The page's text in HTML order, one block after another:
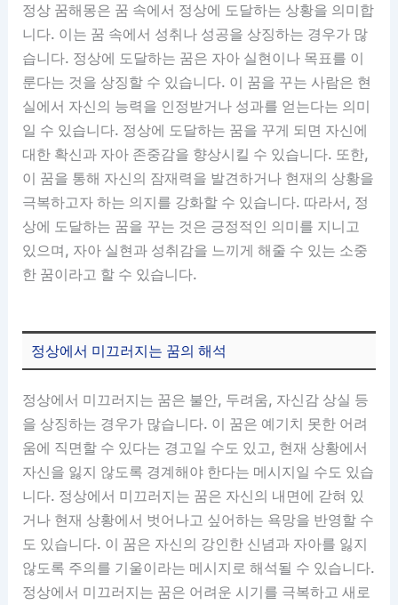
정상 꿈해몽은 꿈 속에서 정상에 도달하는 상황을 의미합
니다. 이는 꿈 속에서 성취나 성공을 상징하는 경우가 많
습니다. 정상에 도달하는 꿈은 자아 실현이나 목표를 이
룬다는 것을 상징할 수 있습니다. 이 꿈을 꾸는 사람은 현
실에서 자신의 능력을 인정받거나 성과를 얻는다는 의미
일 수 있습니다. 정상에 도달하는 꿈을 꾸게 되면 자신에
대한 확신과 자아 존중감을 향상시킬 수 있습니다. 또한,
이 꿈을 통해 자신의 잠재력을 발견하거나 현재의 상황을
극복하고자 하는 의지를 강화할 수 있습니다. 따라서, 정
상에 도달하는 꿈을 꾸는 것은 긍정적인 의미를 지니고
있으며, 자아 실현과 성취감을 느끼게 해줄 수 있는 소중
한 꿈이라고 할 수 있습니다.
정상에서 미끄러지는 꿈의 해석
정상에서 미끄러지는 꿈은 불안, 두려움, 자신감 상실 등
을 상징하는 경우가 많습니다. 이 꿈은 예기치 못한 어려
움에 직면할 수 있다는 경고일 수도 있고, 현재 상황에서
자신을 잃지 않도록 경계해야 한다는 메시지일 수도 있습
니다. 정상에서 미끄러지는 꿈은 자신의 내면에 갇혀 있
거나 현재 상황에서 벗어나고 싶어하는 욕망을 반영할 수
도 있습니다. 이 꿈은 자신의 강인한 신념과 자아를 잃지
않도록 주의를 기울이라는 메시지로 해석될 수 있습니다.
정상에서 미끄러지는 꿈은 어려운 시기를 극복하고 새로